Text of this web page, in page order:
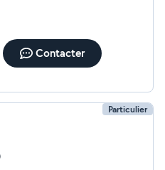
Contacter
Particulier